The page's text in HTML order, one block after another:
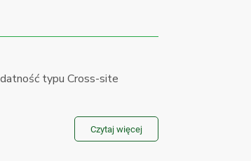
typu Cross-site
Czytaj więcej